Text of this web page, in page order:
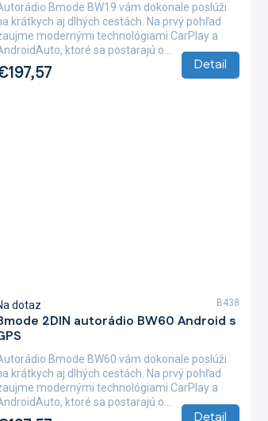
Detail
Bmode BW19 vám dokonale poslúži
krátkych aj dlhých cestách. Na prvý pohľad
modernými technológiami CarPlay a
ktoré sa postarajú o...
2DIN autorádio BW60 Android s
dotaz
Bmode BW60 vám dokonale poslúži
krátkych aj dlhých cestách. Na prvý pohľad
modernými technológiami CarPlay a
ktoré sa postarajú o...
B438